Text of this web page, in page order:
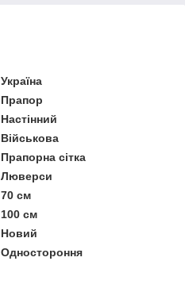
Україна
Прапор
Настінний
Військова
Прапорна сітка
Люверси
70 см
100 см
Новий
Одностороння